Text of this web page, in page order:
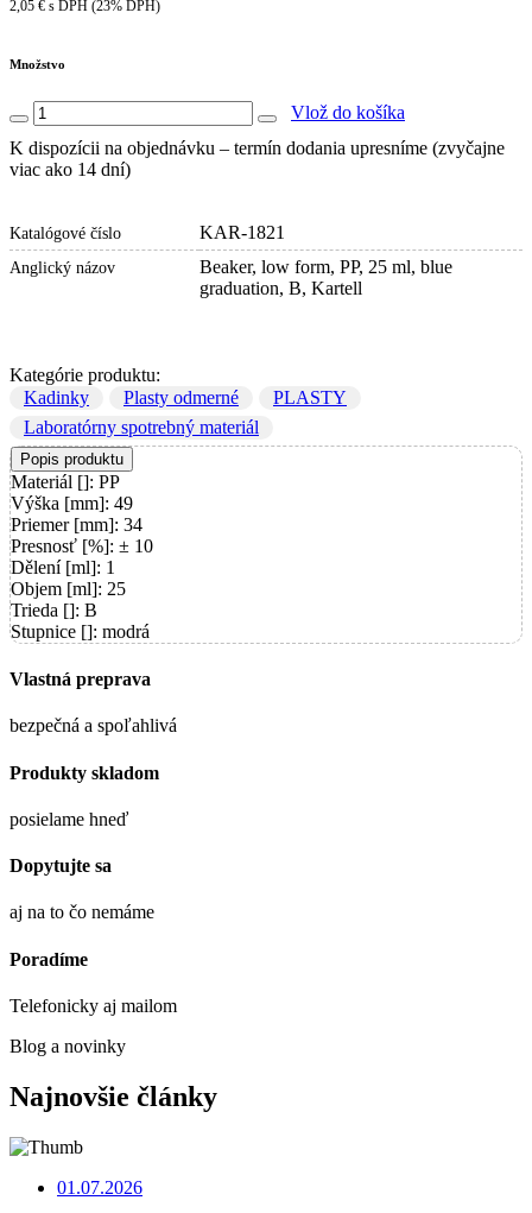
2,05 € s DPH (23% DPH)
Množstvo
Vlož do košíka
K dispozícii na objednávku – termín dodania upresníme (zvyčajne
viac ako 14 dní)
Katalógové číslo KAR-1821
Anglický názov
Beaker, low form, PP, 25 ml, blue
graduation, B, Kartell
Kategórie produktu:
Kadinky
Plasty odmerné
PLASTY
Laboratórny spotrebný materiál
Popis produktu
Materiál []: PP
Výška [mm]: 49
Priemer [mm]: 34
Presnosť [%]: ± 10
Dělení [ml]: 1
Objem [ml]: 25
Trieda []: B
Stupnice []: modrá
Vlastná preprava
bezpečná a spoľahlivá
Produkty skladom
posielame hneď
Dopytujte sa
aj na to čo nemáme
Poradíme
Telefonicky aj mailom
Blog a novinky
Najnovšie články
01.07.2026